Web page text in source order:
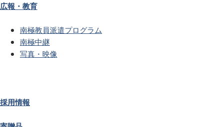
広報・教育
南極教員派遣プログラム
南極中継
写真・映像
採用情報